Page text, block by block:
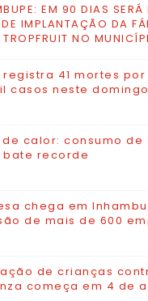
EM 90 DIAS
IMPLANTAÇÃO DA
NO
registra 41 mortes por
casos neste
de calor: consumo de
bate recorde
chega em
de mais de 600
de crianças
começa em 4 de